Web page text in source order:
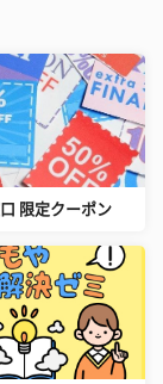
限定クーポン